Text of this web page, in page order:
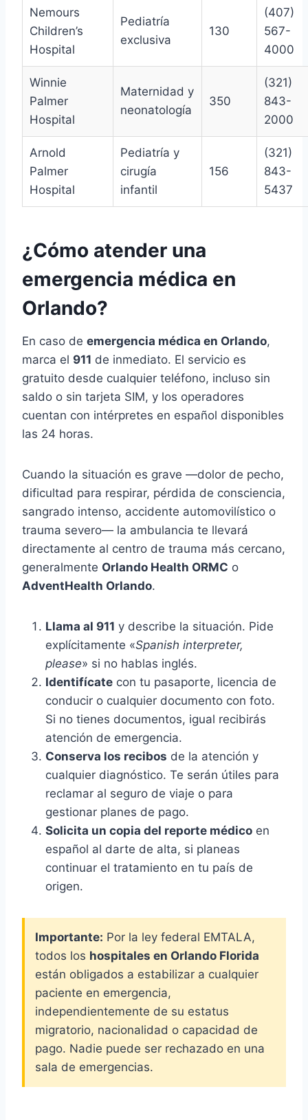
Nemours
Children’s
Hospital
Pediatría
exclusiva
130
(407)
567-
4000
Winnie
Palmer
Hospital
Maternidad y
neonatología
350
(321)
843-
2000
Arnold
Palmer
Hospital
Pediatría y
cirugía
infantil
156
(321)
843-
5437
¿Cómo atender una
emergencia médica en
Orlando?
En caso de emergencia médica en Orlando,
marca el 911 de inmediato. El servicio es
gratuito desde cualquier teléfono, incluso sin
saldo o sin tarjeta SIM, y los operadores
cuentan con intérpretes en español disponibles
las 24 horas.
Cuando la situación es grave —dolor de pecho,
dificultad para respirar, pérdida de consciencia,
sangrado intenso, accidente automovilístico o
trauma severo— la ambulancia te llevará
directamente al centro de trauma más cercano,
generalmente Orlando Health ORMC o
AdventHealth Orlando.
Llama al 911 y describe la situación. Pide
explícitamente «Spanish interpreter,
please» si no hablas inglés.
Identifícate con tu pasaporte, licencia de
conducir o cualquier documento con foto.
Si no tienes documentos, igual recibirás
atención de emergencia.
Conserva los recibos de la atención y
cualquier diagnóstico. Te serán útiles para
reclamar al seguro de viaje o para
gestionar planes de pago.
Solicita un copia del reporte médico en
español al darte de alta, si planeas
continuar el tratamiento en tu país de
origen.
Importante: Por la ley federal EMTALA,
todos los hospitales en Orlando Florida
están obligados a estabilizar a cualquier
paciente en emergencia,
independientemente de su estatus
migratorio, nacionalidad o capacidad de
pago. Nadie puede ser rechazado en una
sala de emergencias.